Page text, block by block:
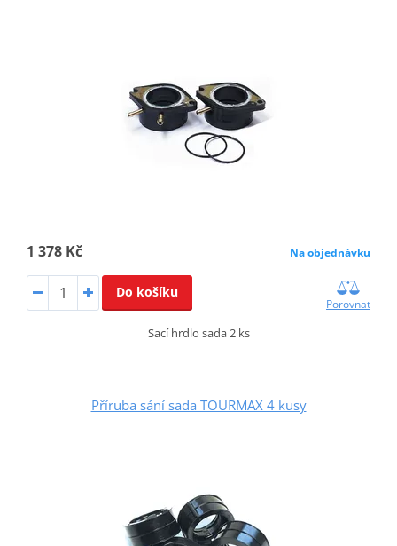
1 378 Kč Na objednávku
Do košíku
Porovnat
Sací hrdlo sada 2 ks
Příruba sání sada TOURMAX 4 kusy